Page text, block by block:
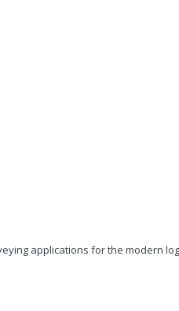
applications for the modern